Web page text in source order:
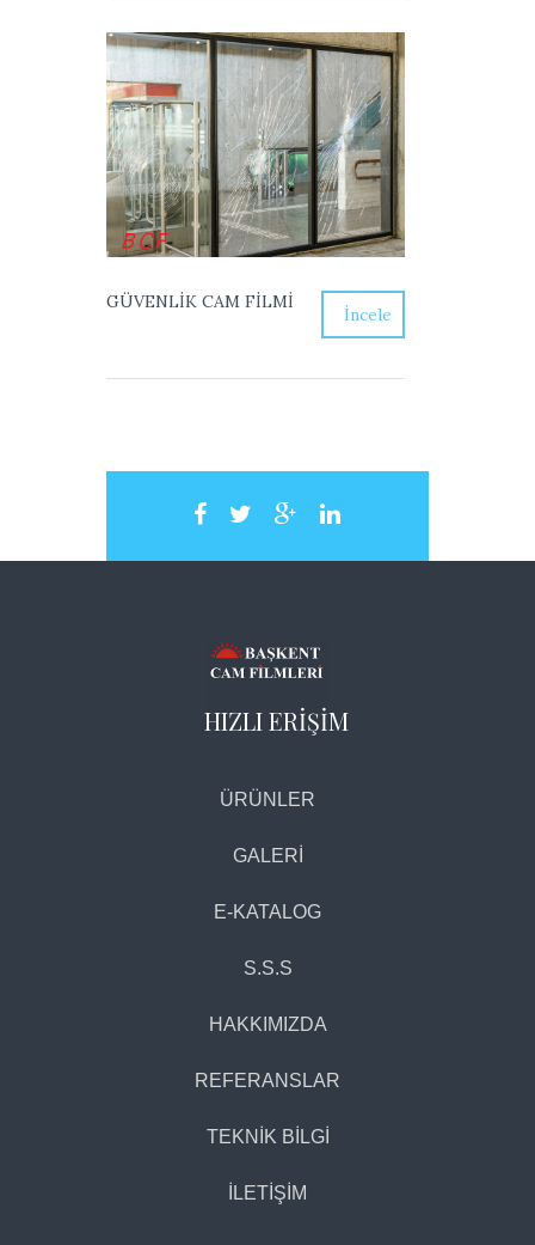
GÜVENLİK CAM FİLMİ
İncele
HIZLI ERİŞİM
ÜRÜNLER
GALERİ
E-KATALOG
S.S.S
HAKKIMIZDA
REFERANSLAR
TEKNİK BİLGİ
İLETİŞİM